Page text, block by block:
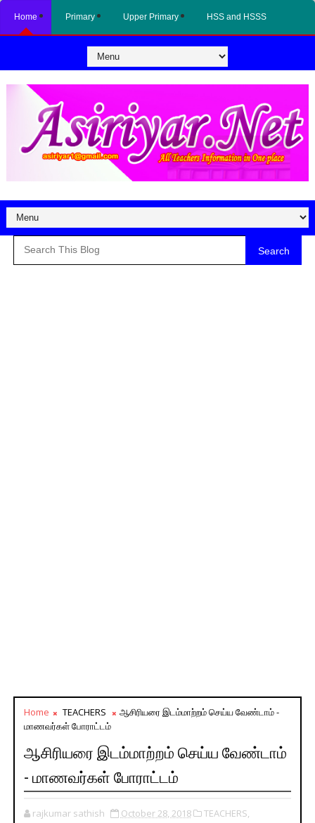
Home Primary Upper Primary HSS and HSSS
Search
Home TEACHERS
ஆசிரியரை இடம்மாற்றம் செய்ய வேண்டாம் -
மாணவர்கள் போராட்டம்
ஆசிரியரை இடம்மாற்றம் செய்ய வேண்டாம்
- மாணவர்கள் போராட்டம்
rajkumar sathish October 28, 2018 TEACHERS,